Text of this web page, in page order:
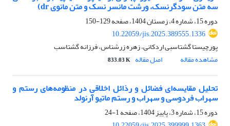
سه متن سودگرنسک، ورشت مانسر نسک و متن مانوی dr)
دوره 15، شماره 4، زمستان 1404، صفحه
129-150
10.22059/jis.2025.389555.1336
پورچیستا گشتاسبی اردکانی، زهره زرشناس، فرزانه گشتاسب
مشاهده مقاله
اصل مقاله 833.03 K
تحلیل مقایسه‌ای فضائل و رذائل اخلاقی در منظومه‌های رستم و
سهراب فردوسی و سهراب و رستم ماتیو آرنولد
دوره 15، شماره 3، پاییز 1404، صفحه
1-24